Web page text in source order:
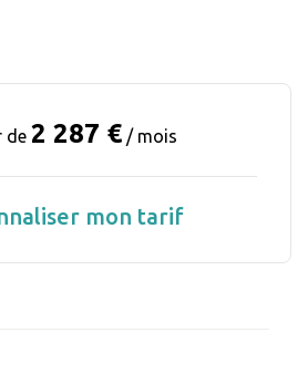
de 2 287 € / mois
mon tarif